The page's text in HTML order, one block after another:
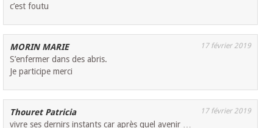
c’est foutu
MORIN MARIE 17 février 2019
S’enfermer dans des abris.
Je participe merci
Thouret Patricia 17 février 2019
vivre ses dernirs instants car après quel avenir …